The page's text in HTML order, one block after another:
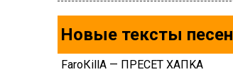
Новые тексты песен
FаrоКillА — ПPECET XAПKA